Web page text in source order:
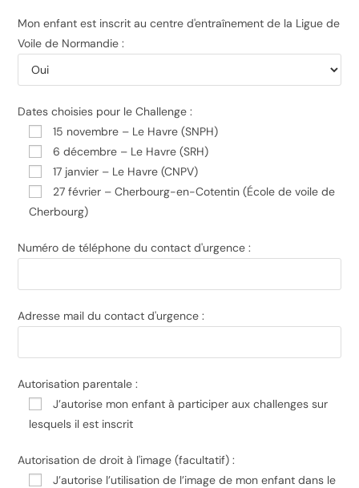
Mon enfant est inscrit au centre d'entraînement de la Ligue de
Voile de Normandie :
Dates choisies pour le Challenge :
15 novembre – Le Havre (SNPH)
6 décembre – Le Havre (SRH)
17 janvier – Le Havre (CNPV)
27 février – Cherbourg-en-Cotentin (École de voile de
Cherbourg)
Numéro de téléphone du contact d'urgence :
Adresse mail du contact d'urgence :
Autorisation parentale :
J’autorise mon enfant à participer aux challenges sur
lesquels il est inscrit
Autorisation de droit à l'image (facultatif) :
J’autorise l’utilisation de l’image de mon enfant dans le